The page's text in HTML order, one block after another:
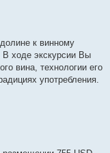
к винному
ходе экскурсии Вы
вина, технологии его
употребления.